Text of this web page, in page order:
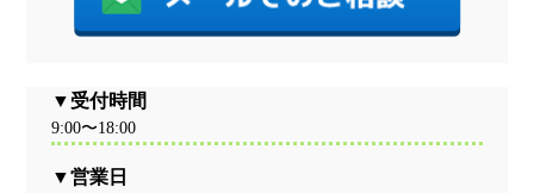
受付時間
9:00〜18:00
営業日